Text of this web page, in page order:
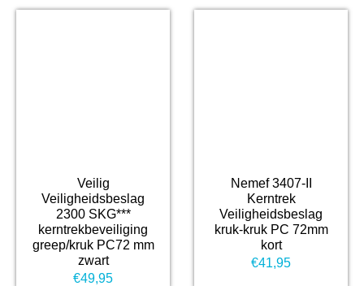
Veilig
Veiligheidsbeslag
2300 SKG***
kerntrekbeveiliging
greep/kruk PC72 mm
zwart
€49,95
Nemef 3407-II
Kerntrek
Veiligheidsbeslag
kruk-kruk PC 72mm
kort
€41,95